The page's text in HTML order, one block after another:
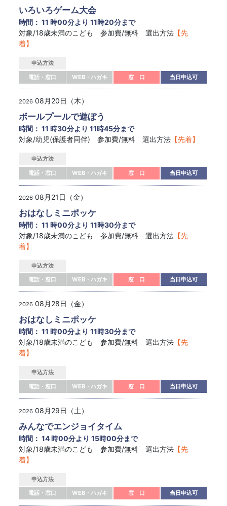
いろいろゲーム大会
時間： 11 時00分より 11時20分まで
対象/18歳未満のこども 参加費/無料 選出方法 【先
着】
申込方法
電話・窓口
WEB・ハガキ 窓 口 当日申込可
2026 08月20日（木）
ボールプールで遊ぼう
時間： 11 時30分より 11時45分まで
対象/幼児(保護者同伴) 参加費/無料 選出方法 【先着】
申込方法
電話・窓口
WEB・ハガキ 窓 口 当日申込可
2026 08月21日（金）
おはなしミニポッケ
時間： 11 時00分より 11時30分まで
対象/18歳未満のこども 参加費/無料 選出方法 【先
着】
申込方法
電話・窓口
WEB・ハガキ 窓 口 当日申込可
2026 08月28日（金）
おはなしミニポッケ
時間： 11 時00分より 11時30分まで
対象/18歳未満のこども 参加費/無料 選出方法 【先
着】
申込方法
電話・窓口
WEB・ハガキ 窓 口 当日申込可
2026 08月29日（土）
みんなでエンジョイタイム
時間： 14 時00分より 15時00分まで
対象/18歳未満のこども 参加費/無料 選出方法 【先
着】
申込方法
電話・窓口
WEB・ハガキ 窓 口 当日申込可